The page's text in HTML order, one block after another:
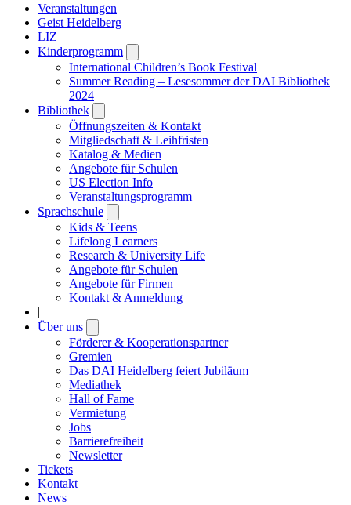
Veranstaltungen
Geist Heidelberg
LIZ
Kinderprogramm
submenu
International Children’s Book Festival
Summer Reading – Lesesommer der DAI Bibliothek
2024
Bibliothek
submenu
Öffnungszeiten & Kontakt
Mitgliedschaft & Leihfristen
Katalog & Medien
Angebote für Schulen
US Election Info
Veranstaltungsprogramm
Sprachschule
submenu
Kids & Teens
Lifelong Learners
Research & University Life
Angebote für Schulen
Angebote für Firmen
Kontakt & Anmeldung
|
Über uns
submenu
Förderer & Kooperationspartner
Gremien
Das DAI Heidelberg feiert Jubiläum
Mediathek
Hall of Fame
Vermietung
Jobs
Barrierefreiheit
Newsletter
Tickets
Kontakt
News